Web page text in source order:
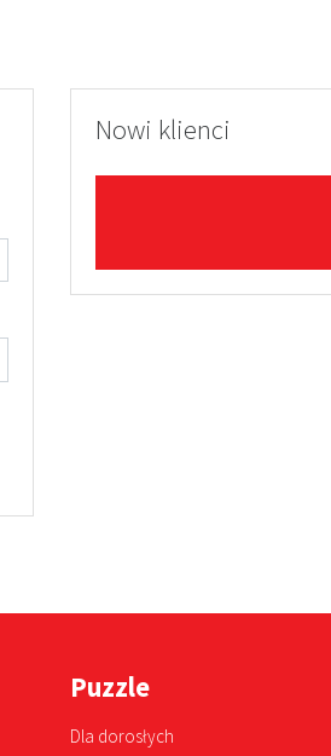
Nowi klienci
Puzzle
Dla dorosłych